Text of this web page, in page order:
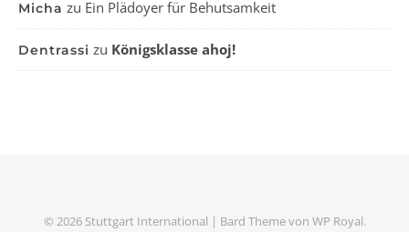
Micha zu Ein Plädoyer für Behutsamkeit
Dentrassi zu Königsklasse ahoj!
© 2026 Stuttgart International | Bard Theme von WP Royal.